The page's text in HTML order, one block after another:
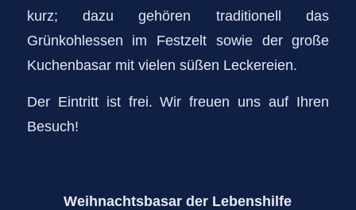
kurz; dazu gehören traditionell das
Grünkohlessen im Festzelt sowie der große
Kuchenbasar mit vielen süßen Leckereien.
Der Eintritt ist frei. Wir freuen uns auf Ihren
Besuch!
Weihnachtsbasar der Lebenshilfe